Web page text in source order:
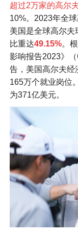
超过2万家的高尔
10%。2023年全
美国是全球高尔
比重达49.15%。
影响报告2023》
告，美国高尔夫经
165万个就业岗位
为371亿美元。